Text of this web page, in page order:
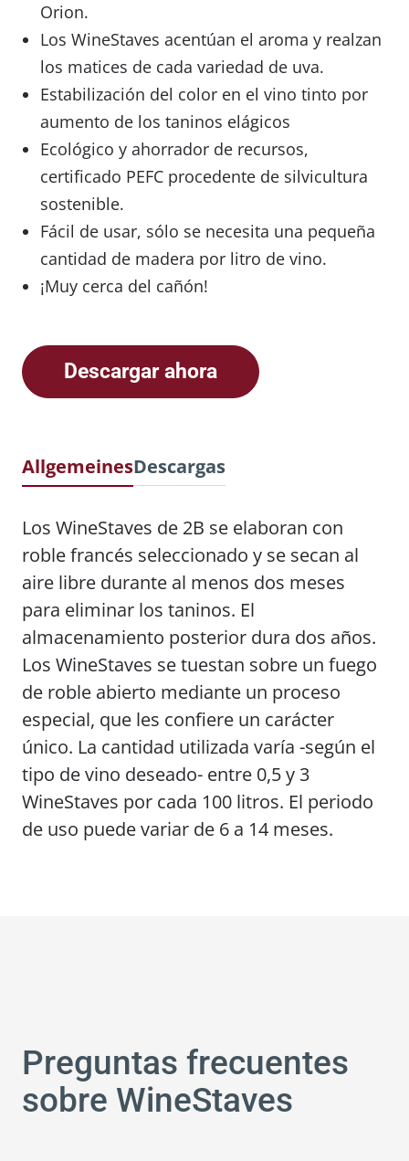
Orion.
Los WineStaves acentúan el aroma y realzan
los matices de cada variedad de uva.
Estabilización del color en el vino tinto por
aumento de los taninos elágicos
Ecológico y ahorrador de recursos,
certificado PEFC procedente de silvicultura
sostenible.
Fácil de usar, sólo se necesita una pequeña
cantidad de madera por litro de vino.
¡Muy cerca del cañón!
Descargar ahora
AllgemeinesDescargas
Los WineStaves de 2B se elaboran con
roble francés seleccionado y se secan al
aire libre durante al menos dos meses
para eliminar los taninos. El
almacenamiento posterior dura dos años.
Los WineStaves se tuestan sobre un fuego
de roble abierto mediante un proceso
especial, que les confiere un carácter
único. La cantidad utilizada varía -según el
tipo de vino deseado- entre 0,5 y 3
WineStaves por cada 100 litros. El periodo
de uso puede variar de 6 a 14 meses.
Preguntas frecuentes
sobre WineStaves